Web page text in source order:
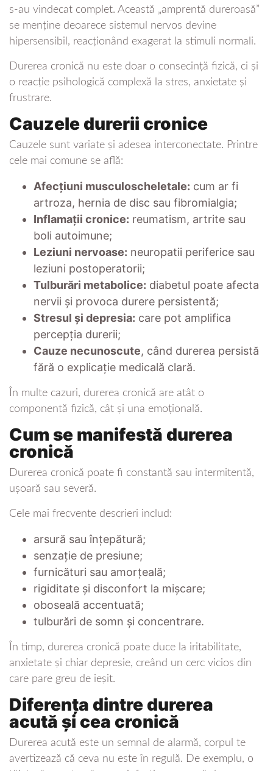
s-au vindecat complet. Această „amprentă dureroasă”
se menține deoarece sistemul nervos devine
hipersensibil, reacționând exagerat la stimuli normali.
Durerea cronică nu este doar o consecință fizică, ci și
o reacție psihologică complexă la stres, anxietate și
frustrare.
Cauzele durerii cronice
Cauzele sunt variate și adesea interconectate. Printre
cele mai comune se află:
Afecțiuni musculoscheletale: cum ar fi
artroza, hernia de disc sau fibromialgia;
Inflamații cronice: reumatism, artrite sau
boli autoimune;
Leziuni nervoase: neuropatii periferice sau
leziuni postoperatorii;
Tulburări metabolice: diabetul poate afecta
nervii și provoca durere persistentă;
Stresul și depresia: care pot amplifica
percepția durerii;
Cauze necunoscute, când durerea persistă
fără o explicație medicală clară.
În multe cazuri, durerea cronică are atât o
componentă fizică, cât și una emoțională.
Cum se manifestă durerea
cronică
Durerea cronică poate fi constantă sau intermitentă,
ușoară sau severă.
Cele mai frecvente descrieri includ:
arsură sau înțepătură;
senzație de presiune;
furnicături sau amorțeală;
rigiditate și disconfort la mișcare;
oboseală accentuată;
tulburări de somn și concentrare.
În timp, durerea cronică poate duce la iritabilitate,
anxietate și chiar depresie, creând un cerc vicios din
care pare greu de ieșit.
Diferența dintre durerea
acută și cea cronică
Durerea acută este un semnal de alarmă, corpul te
avertizează că ceva nu este în regulă. De exemplu, o